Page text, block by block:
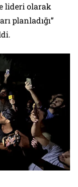
lideri olarak
planladığı”